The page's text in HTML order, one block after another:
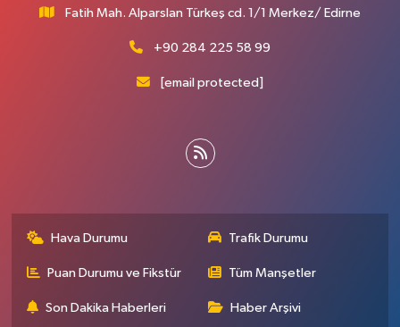
Fatih Mah. Alparslan Türkeş cd. 1/1 Merkez/ Edirne
+90 284 225 58 99
[email protected]
Hava Durumu Trafik Durumu
Puan Durumu ve Fikstür Tüm Manşetler
Son Dakika Haberleri Haber Arşivi